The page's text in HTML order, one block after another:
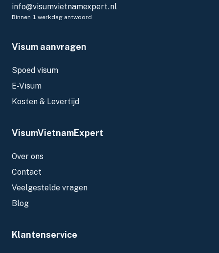
info@visumvietnamexpert.nl
Binnen 1 werkdag antwoord
Visum aanvragen
Spoed visum
E-Visum
Kosten & Levertijd
VisumVietnamExpert
Over ons
Contact
Veelgestelde vragen
Blog
Klantenservice